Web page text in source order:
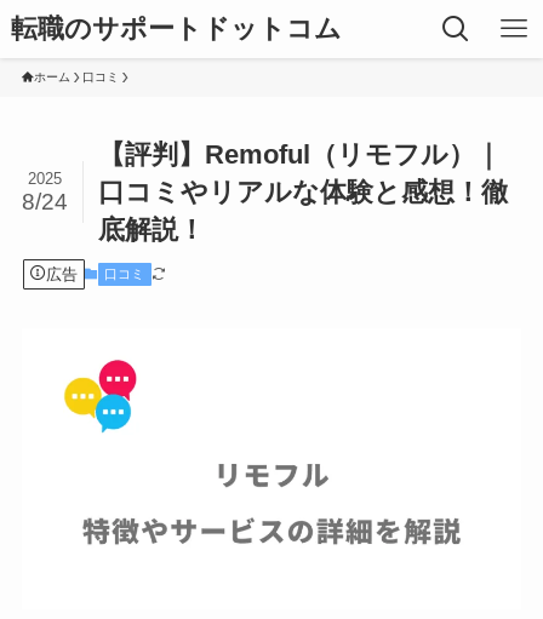
転職のサポートドットコム
ホーム 口コミ
【評判】Remoful（リモフル）｜
口コミやリアルな体験と感想！徹
底解説！
2025
8/24
広告 口コミ